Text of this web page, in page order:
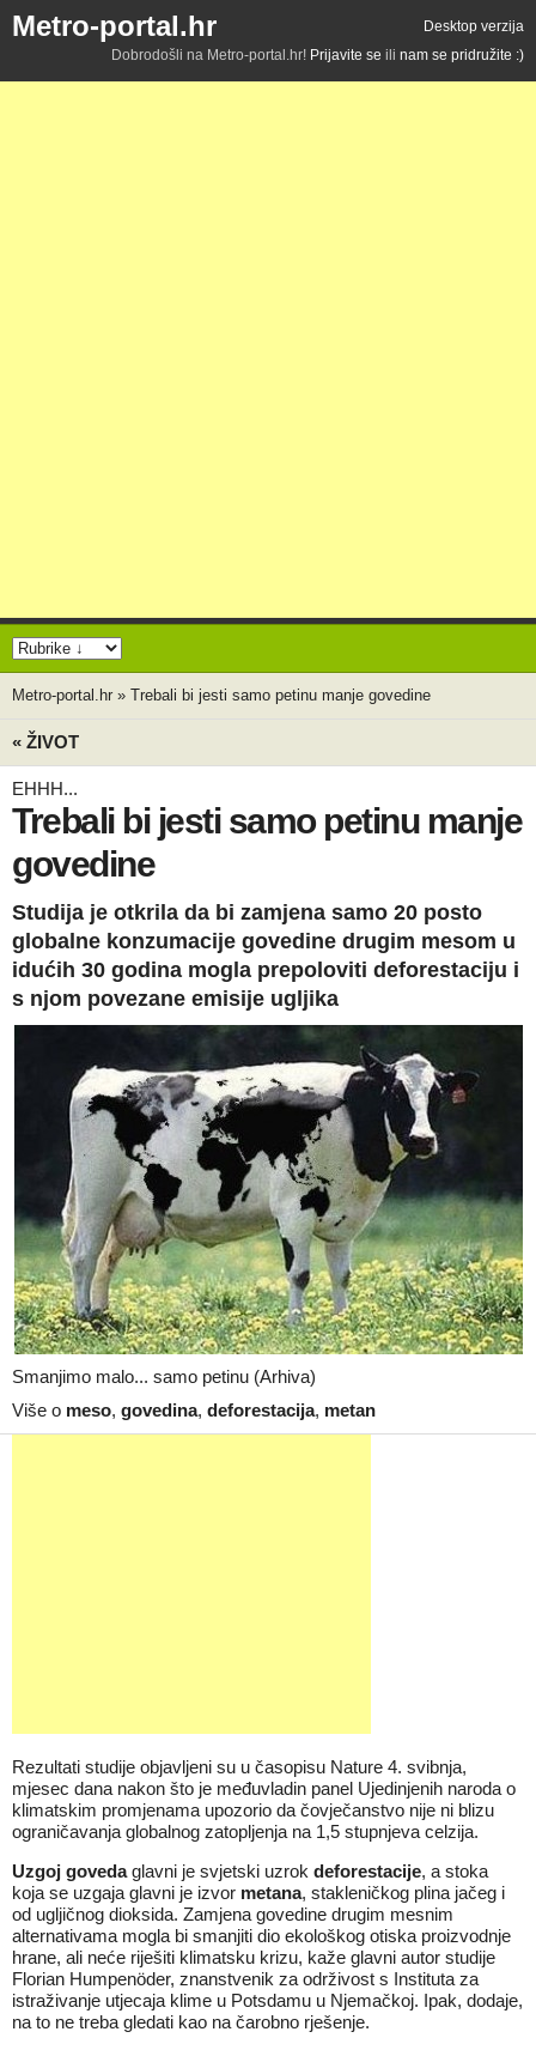
Metro-portal.hr
Desktop verzija
Dobrodošli na Metro-portal.hr! Prijavite se ili nam se pridružite :)
Metro-portal.hr » Trebali bi jesti samo petinu manje govedine
« ŽIVOT
EHHH...
Trebali bi jesti samo petinu manje
govedine
Studija je otkrila da bi zamjena samo 20 posto
globalne konzumacije govedine drugim mesom u
idućih 30 godina mogla prepoloviti deforestaciju i
s njom povezane emisije ugljika
Smanjimo malo... samo petinu (Arhiva)
Više o meso, govedina, deforestacija, metan
Rezultati studije objavljeni su u časopisu Nature 4. svibnja,
mjesec dana nakon što je međuvladin panel Ujedinjenih naroda o
klimatskim promjenama upozorio da čovječanstvo nije ni blizu
ograničavanja globalnog zatopljenja na 1,5 stupnjeva celzija.
Uzgoj govedaglavni je svjetski uzrok deforestacije, a stoka
koja se uzgaja glavni je izvor metana, stakleničkog plina jačeg i
od ugljičnog dioksida. Zamjena govedine drugim mesnim
alternativama mogla bi smanjiti dio ekološkog otiska proizvodnje
hrane, ali neće riješiti klimatsku krizu, kaže glavni autor studije
Florian Humpenöder, znanstvenik za održivost s Instituta za
istraživanje utjecaja klime u Potsdamu u Njemačkoj. Ipak, dodaje,
na to ne treba gledati kao na čarobno rješenje.